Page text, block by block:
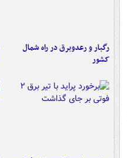
رگبار و رعدوبرق در راه شمال
کشور